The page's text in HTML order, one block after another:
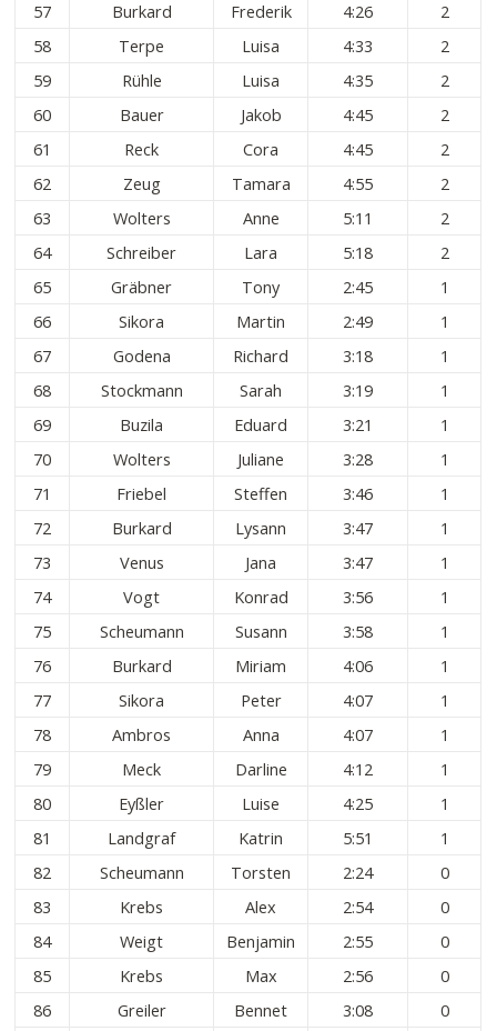
57 Burkard Frederik 4:26
2
58
Terpe Luisa 4:33
2
59
Rühle Luisa 4:35
2
60
Bauer Jakob 4:45
2
61
Reck Cora 4:45
2
62
Zeug Tamara 4:55
2
63
Wolters Anne 5:11
2
64
Schreiber Lara 5:18
2
65
Gräbner Tony 2:45
1
66
Sikora Martin 2:49
1
67
Godena Richard 3:18
1
68
Stockmann Sarah 3:19
1
69
Buzila Eduard 3:21
1
70
Wolters Juliane 3:28
1
71
Friebel Steffen 3:46
1
72
Burkard Lysann 3:47
1
73
Venus Jana 3:47
1
74
Vogt Konrad 3:56
1
75
Scheumann Susann 3:58
1
76
Burkard Miriam 4:06
1
77
Sikora Peter 4:07
1
78
Ambros Anna 4:07
1
79
Meck Darline 4:12
1
80
Eyßler Luise 4:25
1
81
Landgraf Katrin 5:51
1
82
Scheumann Torsten 2:24
0
83
Krebs Alex 2:54
0
84
Weigt Benjamin 2:55
0
85
Krebs Max 2:56
0
86
Greiler Bennet 3:08
0